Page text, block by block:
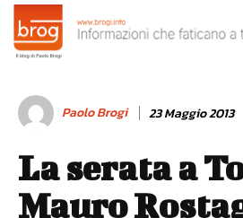
Paolo Brogi 23 Maggio 2013
La serata a
Mauro